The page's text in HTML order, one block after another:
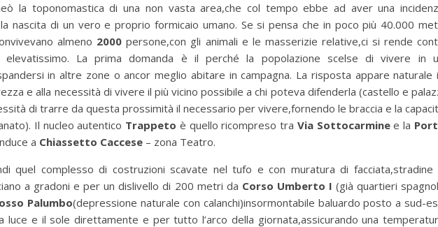
la toponomastica di una non vasta area,che col tempo ebbe ad aver una
nascita di un vero e proprio formicaio umano. Se si pensa che in poco più 40.000
almeno 2000 persone,con gli animali e le masserizie relative,ci si rende
elevatissimo. La prima domanda è il perché la popolazione scelse di vivere in
in altre zone o ancor meglio abitare in campagna. La risposta appare naturale
e alla necessità di vivere il più vicino possibile a chi poteva difenderla (castello e
di trarre da questa prossimità il necessario per vivere,fornendo le braccia e la
Il nucleo autentico Trappeto è quello ricompreso tra Via Sottocarminee la
a Chiassetto Caccese – zona Teatro.
quel complesso di costruzioni scavate nel tufo e con muratura di facciata,stradine
a gradoni e per un dislivello di 200 metri da Corso Umberto I (già quartieri
Palumbo(depressione naturale con calanchi)insormontabile baluardo posto a sud-
luce e il sole direttamente e per tutto l’arco della giornata,assicurando una